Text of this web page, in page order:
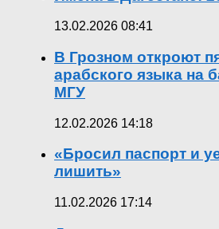
13.02.2026 08:41
В Грозном откроют
арабского языка на
МГУ
12.02.2026 14:18
«Бросил паспорт и
лишить»
11.02.2026 17:14